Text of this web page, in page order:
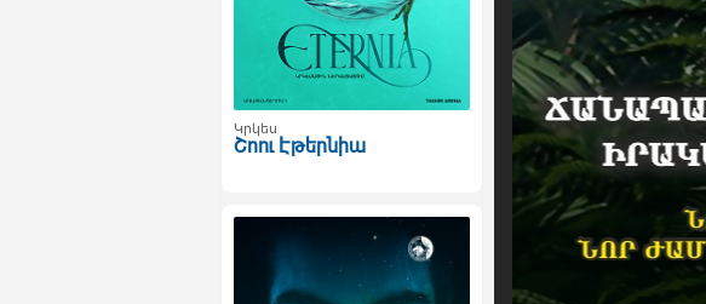
Կրկես
Շոու Էթերնիա